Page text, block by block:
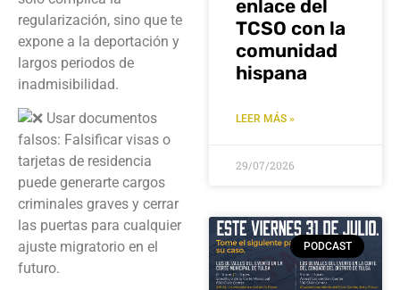
regularización, sino que te
expone a la deportación y
largos periodos de
inadmisibilidad.
Usar documentos
falsos: Falsificar visas o
tarjetas de residencia
puede generarte cargos
criminales graves y cerrar
las puertas para cualquier
ajuste migratorio en el
futuro.
enlace del
TCSO con la
comunidad
hispana
LEER MÁS »
29/07/2026
PODCAST